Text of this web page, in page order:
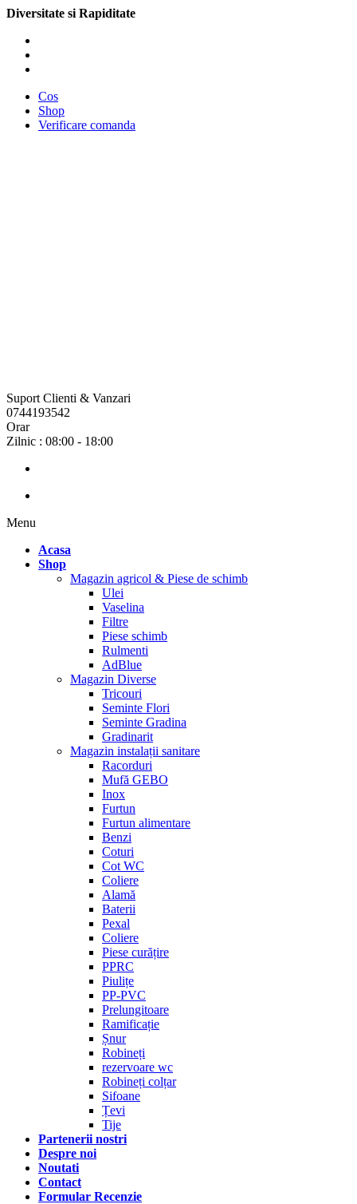
Diversitate si Rapiditate
Cos
Shop
Verificare comanda
Suport Clienti & Vanzari
0744193542
Orar
Zilnic : 08:00 - 18:00
Menu
Acasa
Shop
Magazin agricol & Piese de schimb
Ulei
Vaselina
Filtre
Piese schimb
Rulmenti
AdBlue
Magazin Diverse
Tricouri
Seminte Flori
Seminte Gradina
Gradinarit
Magazin instalații sanitare
Racorduri
Mufă GEBO
Inox
Furtun
Furtun alimentare
Benzi
Coturi
Cot WC
Coliere
Alamă
Baterii
Pexal
Coliere
Piese curățire
PPRC
Piulițe
PP-PVC
Prelungitoare
Ramificație
Șnur
Robineți
rezervoare wc
Robineți colțar
Sifoane
Țevi
Tije
Partenerii nostri
Despre noi
Noutati
Contact
Formular Recenzie